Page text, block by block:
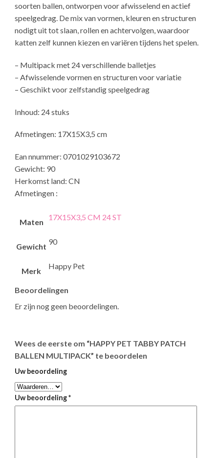
soorten ballen, ontworpen voor afwisselend en actief
speelgedrag. De mix van vormen, kleuren en structuren
nodigt uit tot slaan, rollen en achtervolgen, waardoor
katten zelf kunnen kiezen en variëren tijdens het spelen.
– Multipack met 24 verschillende balletjes
– Afwisselende vormen en structuren voor variatie
– Geschikt voor zelfstandig speelgedrag
Inhoud: 24 stuks
Afmetingen: 17X15X3,5 cm
Ean nnummer: 0701029103672
Gewicht: 90
Herkomst land: CN
Afmetingen :
Maten
17X15X3,5 CM 24 ST
Gewicht
90
Merk
Happy Pet
Beoordelingen
Er zijn nog geen beoordelingen.
Wees de eerste om “HAPPY PET TABBY PATCH
BALLEN MULTIPACK” te beoordelen
Uw beoordeling
Uw beoordeling*